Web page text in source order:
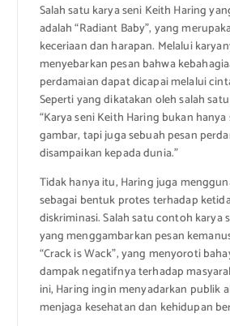
Salah satu karya seni Keith Haring
adalah “Radiant Baby”, yang
keceriaan dan harapan. Melalui
menyebarkan pesan bahwa
perdamaian dapat dicapai melalui
Seperti yang dikatakan oleh salah
“Karya seni Keith Haring bukan
gambar, tapi juga sebuah pesan
disampaikan kepada dunia.”
Tidak hanya itu, Haring juga
sebagai bentuk protes terhadap
diskriminasi. Salah satu contoh karya
yang menggambarkan pesan
“Crack is Wack”, yang menyoroti
dampak negatifnya terhadap
ini, Haring ingin menyadarkan publik
menjaga kesehatan dan kehidupan